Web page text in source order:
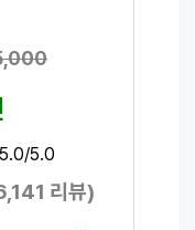
5.0/5.0
리뷰)